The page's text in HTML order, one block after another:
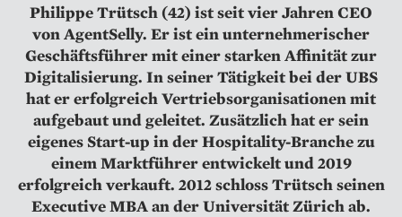
Philippe Trütsch (42) ist seit vier Jahren CEO
von AgentSelly. Er ist ein unternehmerischer
Geschäftsführer mit einer starken Affinität zur
Digitalisierung. In seiner Tätigkeit bei der UBS
hat er erfolgreich Vertriebsorganisationen mit
aufgebaut und geleitet. Zusätzlich hat er sein
eigenes Start-up in der Hospitality-Branche zu
einem Marktführer ent­wickelt und 2019
erfolgreich verkauft. 2012 schloss Trütsch seinen
Executive MBA an der Universität Zürich ab.